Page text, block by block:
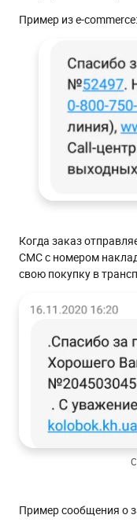
Пример из e-commerce:
Когда заказ
СМС с номером
свою покупку в
Пример сообщения о